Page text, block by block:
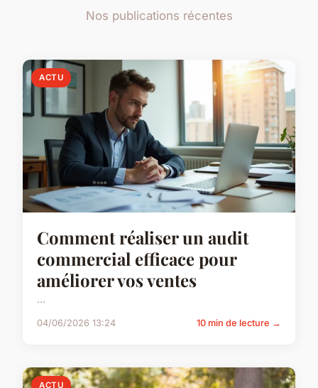
Nos publications récentes
ACTU
Comment réaliser un audit
commercial efficace pour
améliorer vos ventes
...
04/06/2026 13:24 10 min de lecture →
ACTU